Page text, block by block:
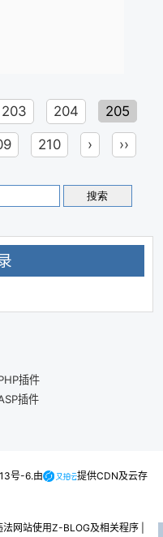
203 204 205
210 › ››
插件
插件
号-6.由
提供CDN及云存
网站使用Z-BLOG及相关程序 |